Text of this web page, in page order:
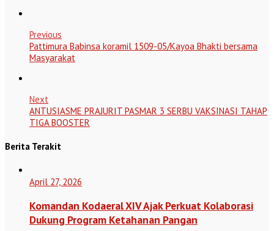
Previous
Pattimura Babinsa koramil 1509-05/Kayoa Bhakti bersama
Masyarakat
Next
ANTUSIASME PRAJURIT PASMAR 3 SERBU VAKSINASI TAHAP
TIGA BOOSTER
Berita Terakit
April 27, 2026
Komandan Kodaeral XIV Ajak Perkuat Kolaborasi
Dukung Program Ketahanan Pangan